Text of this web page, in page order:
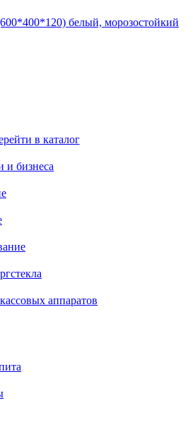
белый, морозостойкий
в каталог
и бизнеса
аппаратов